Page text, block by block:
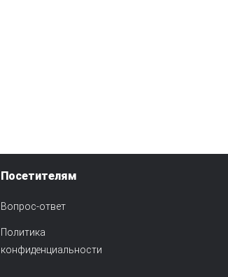
Посетителям
Вопрос-ответ
Политика
конфиденциальности